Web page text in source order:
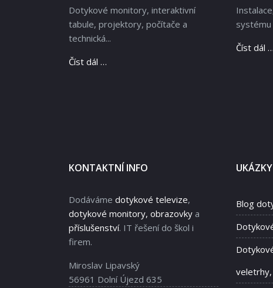
Dotykové monitory, interaktivní
tabule, projektory, počítače a
technická...
Číst dál …
systému
Číst dál …
KONTAKTNÍ INFO
Dodáváme dotykové televize,
dotykové monitory, obrazovky a
příslušenství. IT řešení do škol i
firem.
Miroslav Lipavský
56961 Dolní Újezd 635
Blog